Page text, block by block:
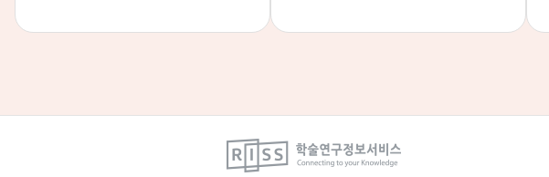
안 서비스가 일시 중지될 수 있으니, 이
서비스가일시 중지될 수 있으니, 이 점 양